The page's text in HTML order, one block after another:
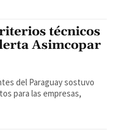
técnicos
Asimcopar
del Paraguay sostuvo
para las empresas,